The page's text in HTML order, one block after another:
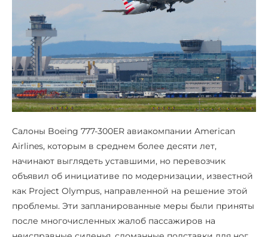
Салоны Boeing 777-300ER авиакомпании American
Airlines, которым в среднем более десяти лет,
начинают выглядеть уставшими, но перевозчик
объявил об инициативе по модернизации, известной
как Project Olympus, направленной на решение этой
проблемы. Эти запланированные меры были приняты
после многочисленных жалоб пассажиров на